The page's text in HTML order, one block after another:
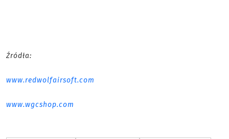
Źródła:
www.redwolfairsoft.com
www.wgcshop.com